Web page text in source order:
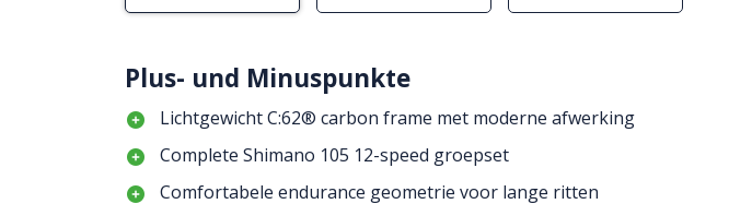
Plus- und Minuspunkte
Lichtgewicht C:62® carbon frame met moderne afwerking
Complete Shimano 105 12-speed groepset
Comfortabele endurance geometrie voor lange ritten